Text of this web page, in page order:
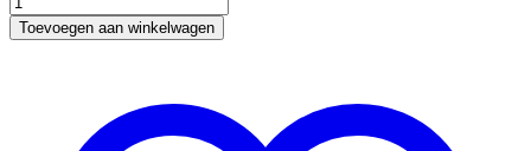
Toevoegen aan winkelwagen